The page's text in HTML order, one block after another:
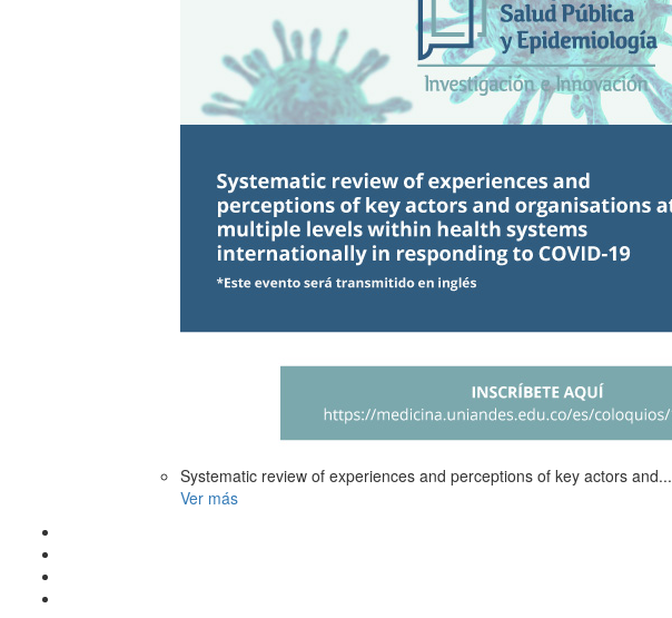
Systematic review of experiences and perceptions of key actors and...
Ver más